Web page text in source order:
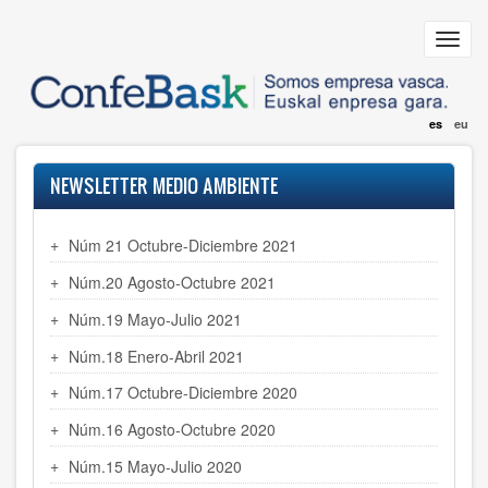
principal
es eu
NEWSLETTER MEDIO AMBIENTE
Núm 21 Octubre-Diciembre 2021
Núm.20 Agosto-Octubre 2021
Núm.19 Mayo-Julio 2021
Núm.18 Enero-Abril 2021
Núm.17 Octubre-Diciembre 2020
Núm.16 Agosto-Octubre 2020
Núm.15 Mayo-Julio 2020